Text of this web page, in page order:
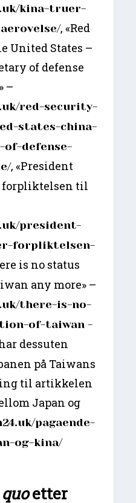
kina-truer-
, «Red
United States –
of defense
–
red-security-
states-china-
of-defense-
, «President
forpliktelsen til
president-
forpliktelsen-
is no status
any more» –
there-is-no-
of-taiwan -
dessuten
på Taiwans
til artikkelen
Japan og
pagaende-
og-kina/
quoetter